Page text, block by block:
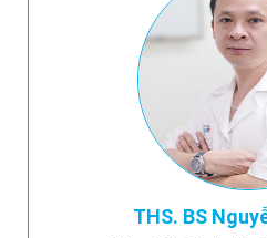
THS. BS